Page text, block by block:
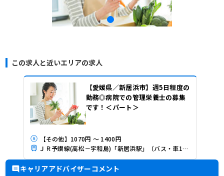
この求人と近いエリアの求人
【愛媛県／新居浜市】週5日程度の
勤務◎病院での管理栄養士の募集
です！＜パート＞
【その他】1070円 ～ 1400円
ＪＲ予讃線(高松－宇和島)「新居浜駅」（バス・車10分）
キャリアアドバイザーコメント